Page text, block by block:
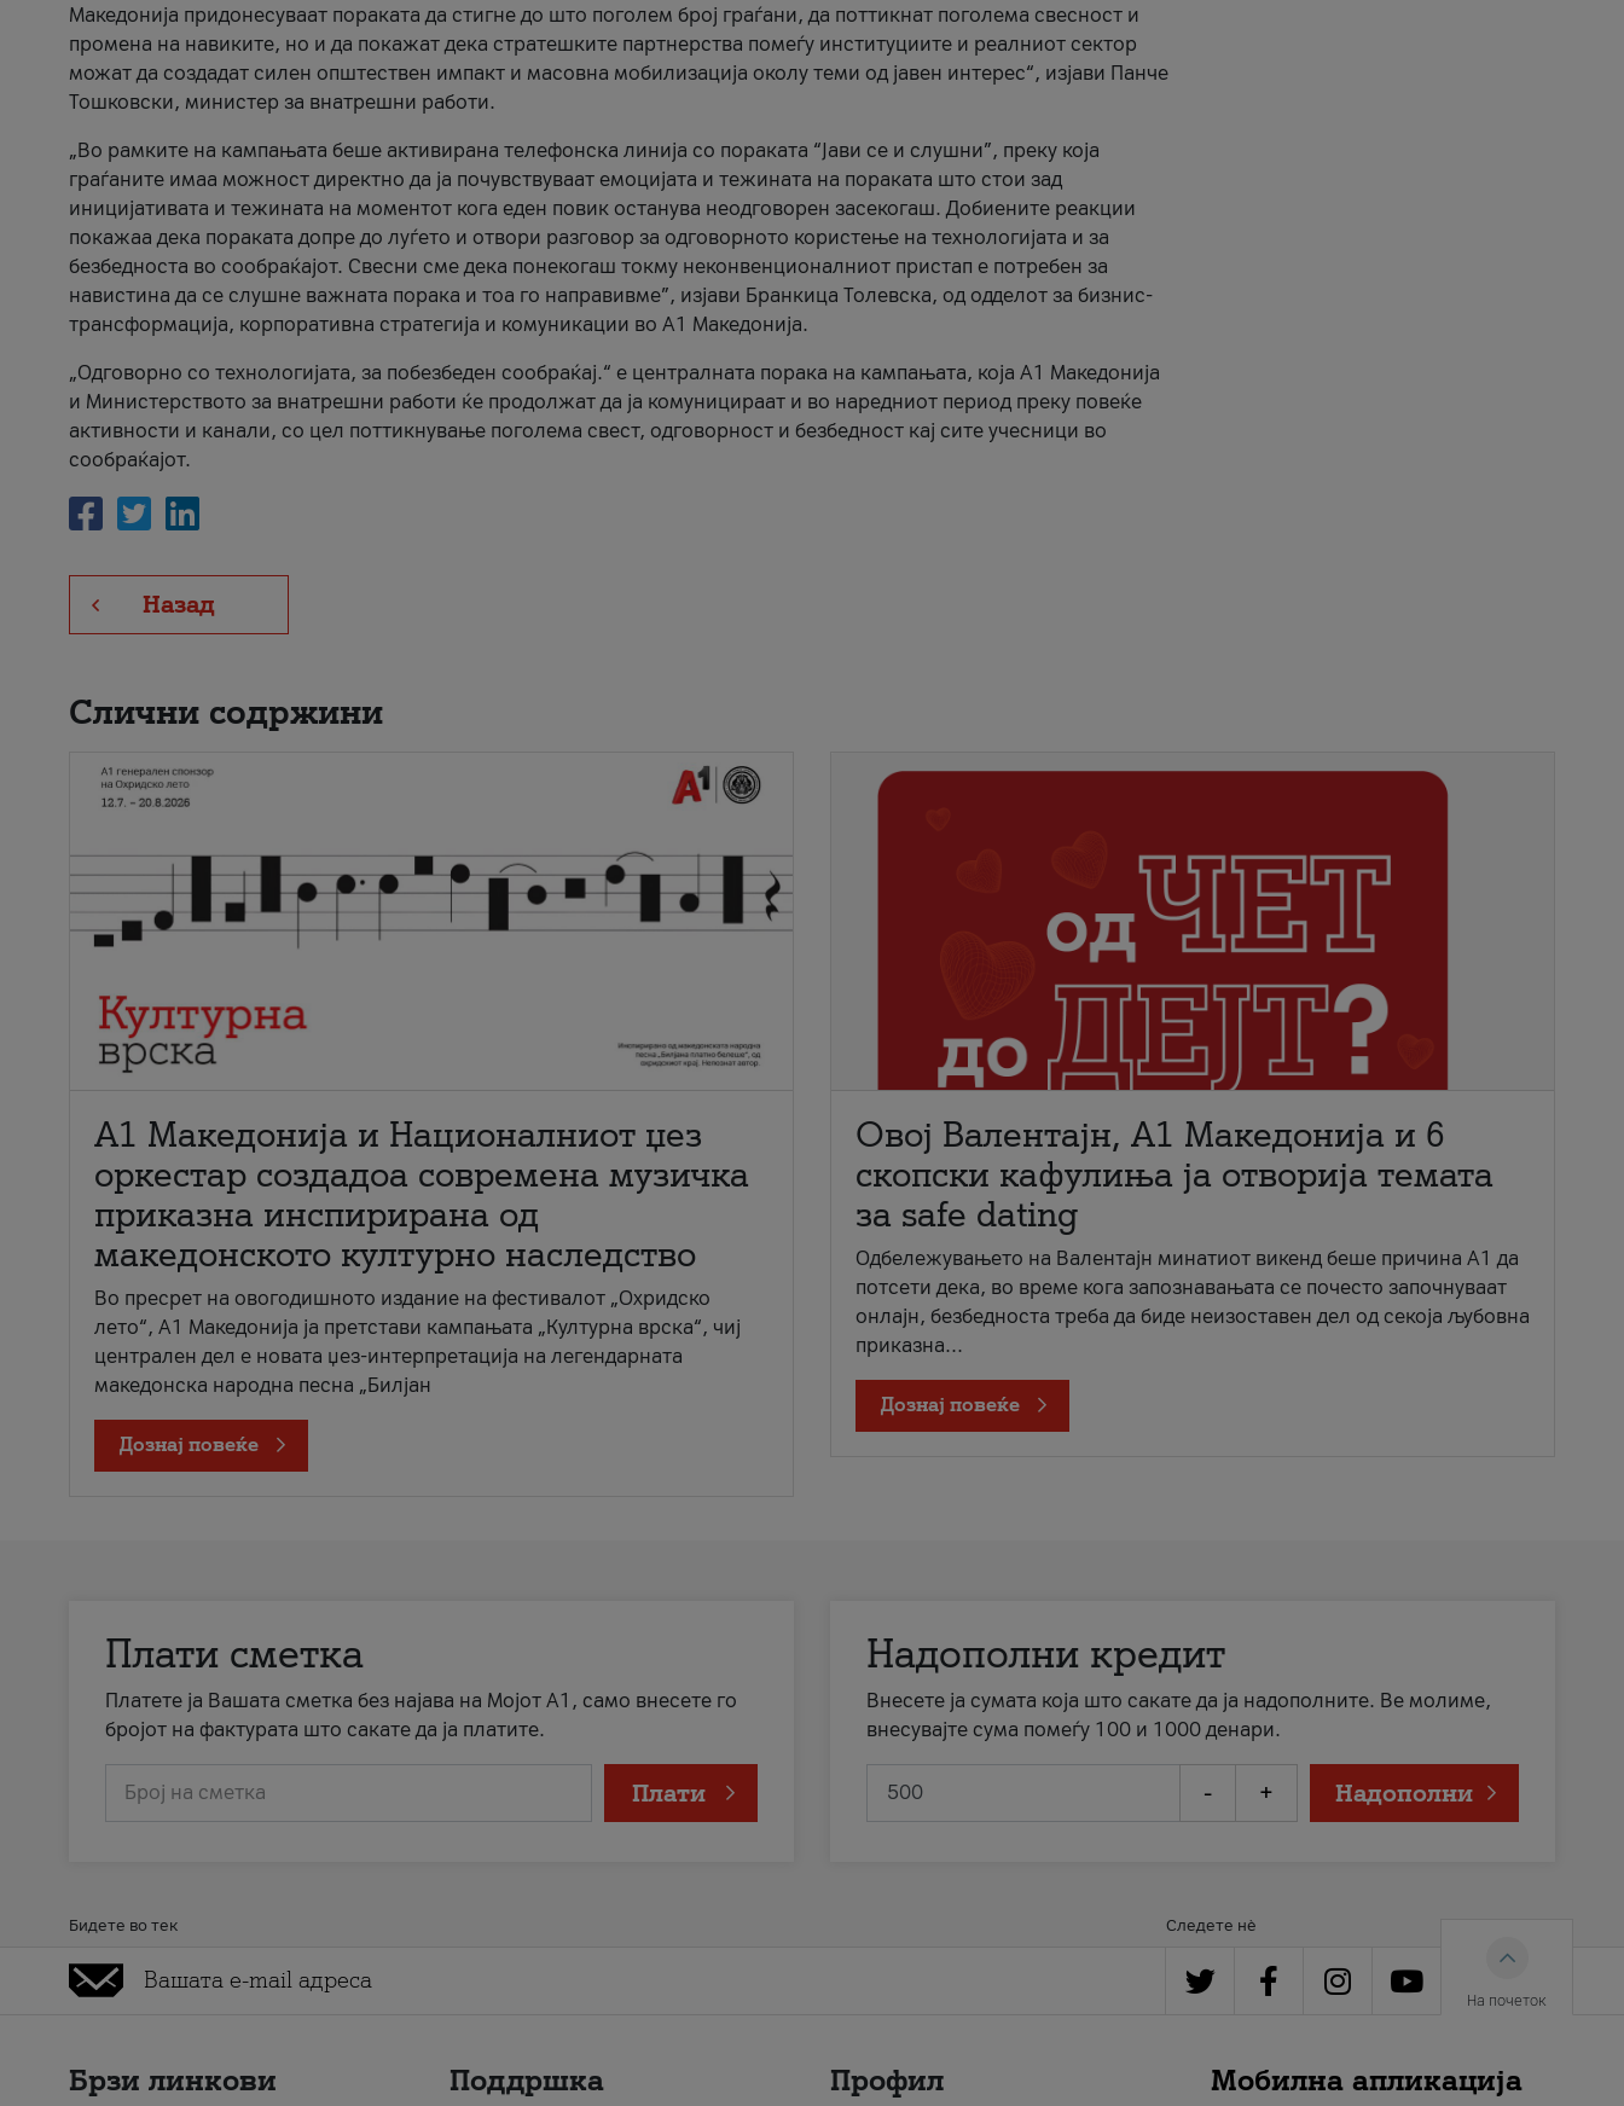
Македонија придонесуваат пораката да стигне до што поголем број граѓани, да поттикнат поголема свесност и
промена на навиките, но и да покажат дека стратешките партнерства помеѓу институциите и реалниот сектор
можат да создадат силен општествен импакт и масовна мобилизација околу теми од јавен интерес“, изјави Панче
Тошковски, министер за внатрешни работи.
„Во рамките на кампањата беше активирана телефонска линија со пораката “Јави се и слушни”, преку која
граѓаните имаа можност директно да ја почувствуваат емоцијата и тежината на пораката што стои зад
иницијативата и тежината на моментот кога еден повик останува неодговорен засекогаш. Добиените реакции
покажаа дека пораката допре до луѓето и отвори разговор за одговорното користење на технологијата и за
безбедноста во сообраќајот. Свесни сме дека понекогаш токму неконвенционалниот пристап е потребен за
навистина да се слушне важната порака и тоа го направивме”, изјави Бранкица Толевска, од одделот за бизнис-
трансформација, корпоративна стратегија и комуникации во А1 Македонија.
„Одговорно со технологијата, за побезбеден сообраќај.“ е централната порака на кампањата, која A1 Македонија
и Министерството за внатрешни работи ќе продолжат да ја комуницираат и во наредниот период преку повеќе
активности и канали, со цел поттикнување поголема свест, одговорност и безбедност кај сите учесници во
сообраќајот.
Назад
Слични содржини
А1 Македонија и Националниот џез
оркестар создадоа современа музичка
приказна инспирирана од
македонското културно наследство
Во пресрет на овогодишното издание на фестивалот „Охридско
лето“, А1 Македонија ја претстави кампањата „Културна врска“, чиј
централен дел е новата џез-интерпретација на легендарната
македонска народна песна „Билјан
Дознај повеќе
Овој Валентајн, A1 Македонија и 6
скопски кафулиња ја отворија темата
за safe dating
Одбележувањето на Валентајн минатиот викенд беше причина А1 да
потсети дека, во време кога запознавањата се почесто започнуваат
онлајн, безбедноста треба да биде неизоставен дел од секоја љубовна
приказна...
Дознај повеќе
Плати сметка
Платете ја Вашата сметка без најава на Мојот А1, само внесете го
бројот на фактурата што сакате да ја платите.
Број на сметка Плати
Надополни кредит
Внесете ја сумата која што сакате да ја надополните. Ве молиме,
внесувајте сума помеѓу 100 и 1000 денари.
- + Надополни
Бидете во тек Следете нè
На почеток
Брзи линкови Поддршка Профил Мобилна апликација